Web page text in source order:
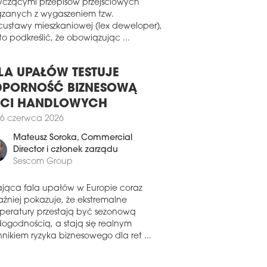
grudnia 2025
RENESANS
przygotowanego przez Cushman &
polski sektor hotelowy wchodzi w
bardziej dojrzałego, zrównoważonego
wzrostu. Tylko w I połowie 2025
z bazy noclegowej w Polsce
18,2 mln turystów
listopada 2025
DZIAŁA Z LEGEND HOTELS
zarządzanie hotelem Courtyard
Gdynia Waterfront. Od listopada
jest nowym operatorem obiektu.
hotelu pozostanie firma Vastint.
listopada 2025
z pojawiającymi się pytaniami
przepisów przejściowych
z wygaszeniem tzw.
mieszkaniowej (lex deweloper),
UPAŁÓW TESTUJE
BIZNESOWĄ
HANDLOWYCH
26 czerwca 2026
Mateusz Soroka, Commercial
Director i członek zarządu
fala upałów w Europie coraz
pokazuje, że ekstremalne
przestają być sezonową
a stają się realnym